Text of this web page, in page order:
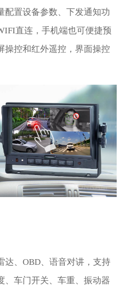
配置设备参数、下发通知功
直连，手机端也可便捷预
操控和红外遥控，界面操控
达、OBD、语音对讲，支持
、车门开关、车重、振动器